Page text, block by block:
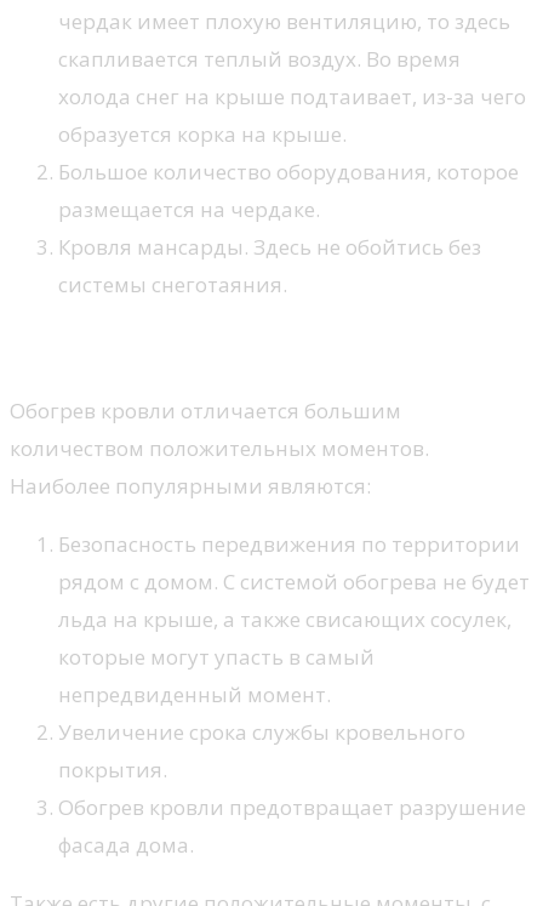
чердак имеет плохую вентиляцию, то здесь
скапливается теплый воздух. Во время
холода снег на крыше подтаивает, из-за чего
образуется корка на крыше.
Большое количество оборудования, которое
размещается на чердаке.
Кровля мансарды. Здесь не обойтись без
системы снеготаяния.
Обогрев кровли отличается большим
количеством положительных моментов.
Наиболее популярными являются:
Безопасность передвижения по территории
рядом с домом. С системой обогрева не будет
льда на крыше, а также свисающих сосулек,
которые могут упасть в самый
непредвиденный момент.
Увеличение срока службы кровельного
покрытия.
Обогрев кровли предотвращает разрушение
фасада дома.